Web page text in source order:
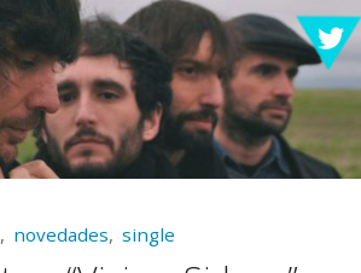
, novedades, single